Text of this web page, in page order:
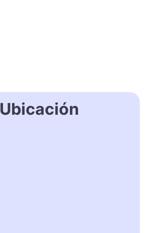
Ubicación